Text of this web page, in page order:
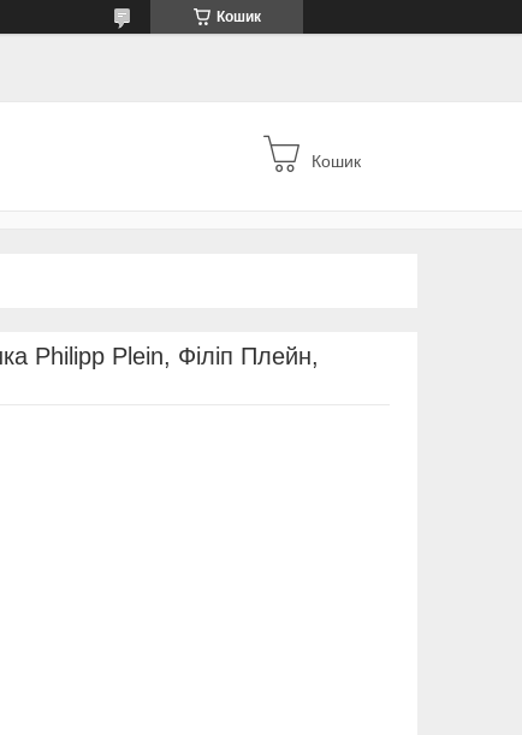
Кошик
Кошик
Philipp Plein, Філіп Плейн,